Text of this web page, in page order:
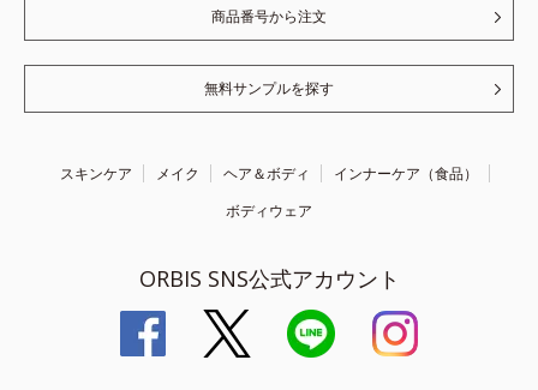
商品番号から注文
無料サンプルを探す
スキンケア メイク ヘア＆ボディ
インナーケア（食品）
ボディウェア
ORBIS SNS公式アカウント